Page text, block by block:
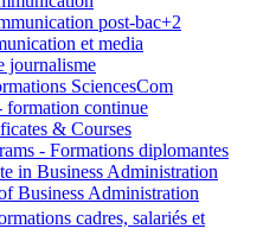
post-bac+2
et media
journalisme
SciencesCom
formation continue
& Courses
- Formations diplomantes
in Business Administration
Business Administration
cadres, salariés et